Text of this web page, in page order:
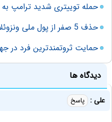
حمله توییتری شدید ترامپ به
حذف 5 صفر از پول ملی ونزوئلا؛ نگرانی عمومی و فرار از کشور
حمایت ثروتمندترین فرد در
دیدگاه ها
علی : پاسخ